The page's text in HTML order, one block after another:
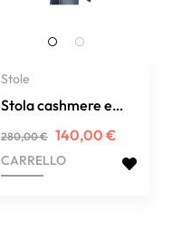
Stole
Stola cashmere e
seta extrafine
Prezzo
regolare
280,00 € Prezzo
140,00 €
CARRELLO